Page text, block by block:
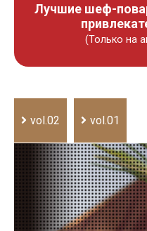
Лучшие шеф-
(Только на
vol.02 vol.01